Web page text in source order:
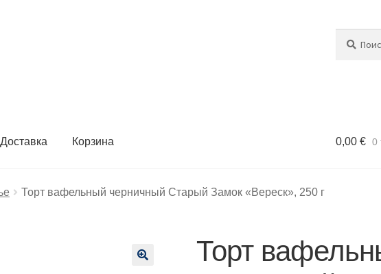
Доставка Корзина 0,00 € 0
Торт вафельный черничный Старый Замок «Вереск», 250 г
Торт